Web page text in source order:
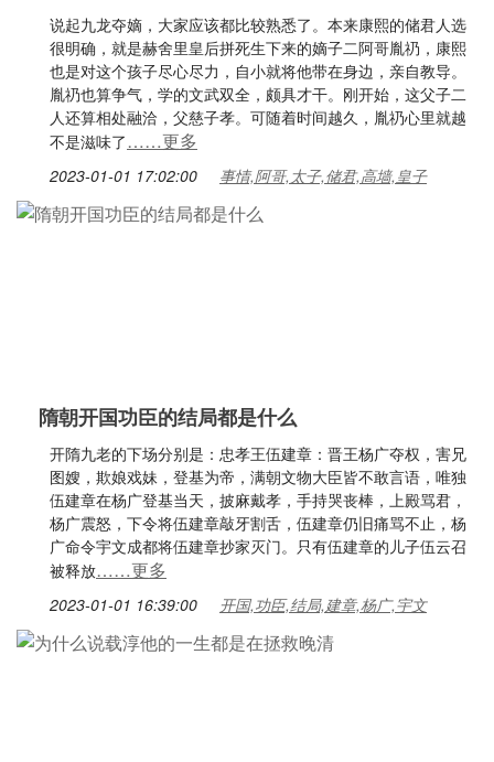
说起九龙夺嫡，大家应该都比较熟悉了。本来康熙的储君人选
很明确，就是赫舍里皇后拼死生下来的嫡子二阿哥胤礽，康熙
也是对这个孩子尽心尽力，自小就将他带在身边，亲自教导。
胤礽也算争气，学的文武双全，颇具才干。刚开始，这父子二
人还算相处融洽，父慈子孝。可随着时间越久，胤礽心里就越
不是滋味了……更多
2023-01-01 17:02:00 事情,阿哥,太子,储君,高墙,皇子
隋朝开国功臣的结局都是什么
开隋九老的下场分别是：忠孝王伍建章：晋王杨广夺权，害兄
图嫂，欺娘戏妹，登基为帝，满朝文物大臣皆不敢言语，唯独
伍建章在杨广登基当天，披麻戴孝，手持哭丧棒，上殿骂君，
杨广震怒，下令将伍建章敲牙割舌，伍建章仍旧痛骂不止，杨
广命令宇文成都将伍建章抄家灭门。只有伍建章的儿子伍云召
被释放……更多
2023-01-01 16:39:00 开国,功臣,结局,建章,杨广,宇文